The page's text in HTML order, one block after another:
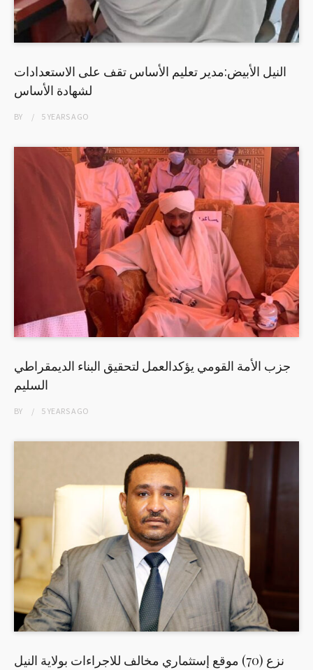
النيل الأبيض:مدير تعليم الأساس تقف على الاستعدادات
لشهادة الأساس
BY 5 YEARSAGO
جزب الأمة القومي يؤكدالعمل لتحقيق البناء الديمقراطي
السليم
BY 5 YEARSAGO
نزع (70) موقع إستثماري مخالف للاجراءات بولاية النيل